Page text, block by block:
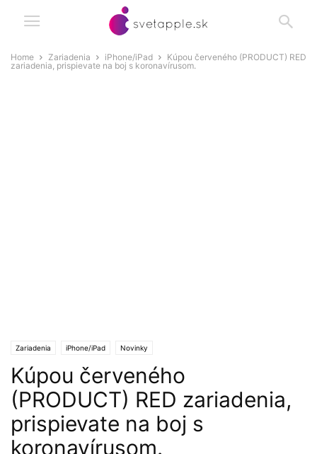
Home Zariadenia iPhone/iPad
Kúpou červeného (PRODUCT) RED
zariadenia, prispievate na boj s koronavírusom.
Zariadenia iPhone/iPad Novinky
Kúpou červeného
(PRODUCT) RED zariadenia,
prispievate na boj s
koronavírusom.